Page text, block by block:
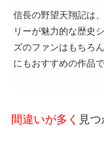
信長の野望天翔記は
リーが魅力的な歴史
ズのファンはもちろ
にもおすすめの作品で
間違いが多く 見つ